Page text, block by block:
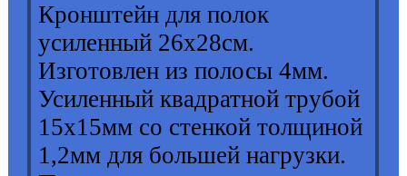
Кронштейн для полок
усиленный 26х28см.
Изготовлен из полосы 4мм.
Усиленный квадратной трубой
15х15мм со стенкой толщиной
1,2мм для большей нагрузки.